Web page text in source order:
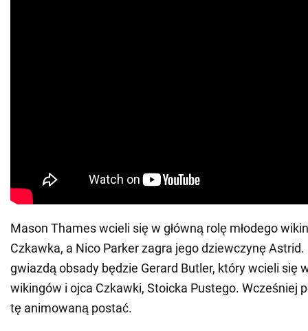
Mason Thames wcieli się w główną rolę młodego
Czkawka, a Nico Parker zagra jego dziewczynę Astrid.
gwiazdą obsady będzie Gerard Butler, który wcieli się
wikingów i ojca Czkawki, Stoicka Pustego. Wcześniej
tę animowaną postać.